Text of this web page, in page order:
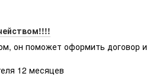
он поможет оформить договор и
12 месяцев